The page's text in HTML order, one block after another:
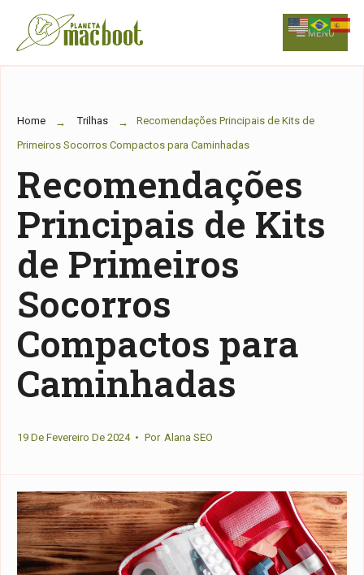
Skip
to
MENU
Home Trilhas
Recomendações Principais de Kits de
Primeiros Socorros Compactos para Caminhadas
Recomendações
Principais de Kits
de Primeiros
Socorros
Compactos para
Caminhadas
19 De Fevereiro De 2024 • Por Alana SEO